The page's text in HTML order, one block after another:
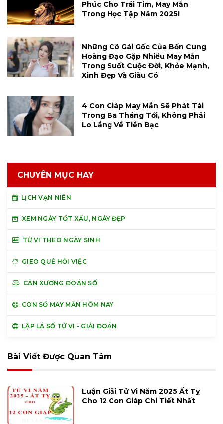
Phúc Cho Trái Tim, May Mắn
Trong Học Tập Năm 2025!
Những Cô Gái Gốc Của Bốn Cung
Hoàng Đạo Gặp Nhiều May Mắn
Trong Suốt Cuộc Đời, Khỏe Mạnh,
Xinh Đẹp Và Giàu Có
4 Con Giáp May Mắn Sẽ Phát Tài
Trong Ba Tháng Tới, Không Phải
Lo Lắng Về Tiền Bạc
CHUYÊN MỤC HAY
LỊCH VẠN NIÊN
XEM NGÀY TỐT XẤU, NGÀY ĐẸP
TỬ VI THEO NGÀY SINH
GIEO QUẺ HỎI VIỆC
CÂN XƯƠNG ĐOÁN SỐ
CON SỐ MAY MẮN HÔM NAY
LẬP LÁ SỐ TỬ VI - GIẢI ĐOÁN
Bài Viết Được Quan Tâm
Luận Giải Tử Vi Năm 2025 Ất Tỵ
Cho 12 Con Giáp Chi Tiết Nhất